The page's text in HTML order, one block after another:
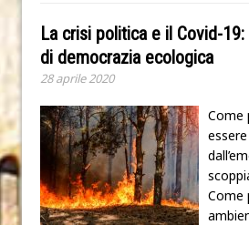
La crisi politica e il Covid-
di democrazia ecologica
28 aprile 2020
Come
Come